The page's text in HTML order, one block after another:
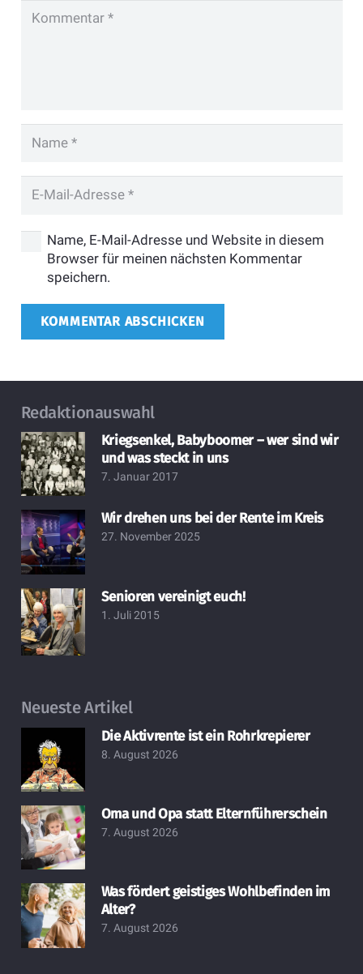
Name, E-Mail-Adresse und Website in diesem
Browser für meinen nächsten Kommentar
speichern.
KOMMENTAR ABSCHICKEN
Redaktionauswahl
Kriegsenkel, Babyboomer – wer sind wir
und was steckt in uns
7. Januar 2017
Wir drehen uns bei der Rente im Kreis
27. November 2025
Senioren vereinigt euch!
1. Juli 2015
Neueste Artikel
Die Aktivrente ist ein Rohrkrepierer
8. August 2026
Oma und Opa statt Elternführerschein
7. August 2026
Was fördert geistiges Wohlbefinden im
Alter?
7. August 2026